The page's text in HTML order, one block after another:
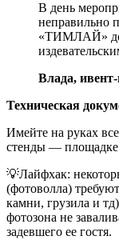
В день
неправильно
«ТИМЛАЙ» до
Влада,
Техническая
Имейте на руках
стенды — площадке
💡Лайфхак:
(фотоволла)
камни, грузила и
фотозона не
задевшего ее гостя.